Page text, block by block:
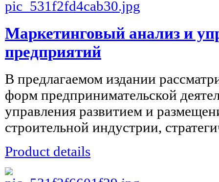
Маркетинговый анализ и
предприятий
В предлагаемом издании
форм предпринимательской
управления развитием и
строительной индустрии,
Product details